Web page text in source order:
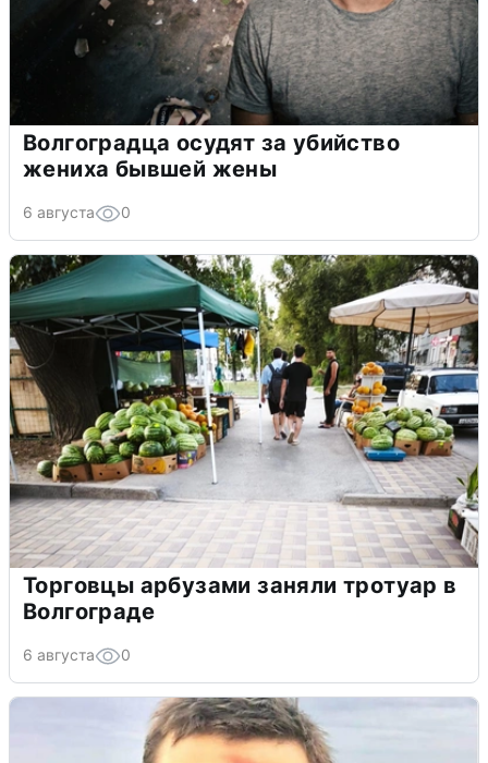
Волгоградца осудят за убийство
жениха бывшей жены
6 августа 0
Торговцы арбузами заняли тротуар в
Волгограде
6 августа 0